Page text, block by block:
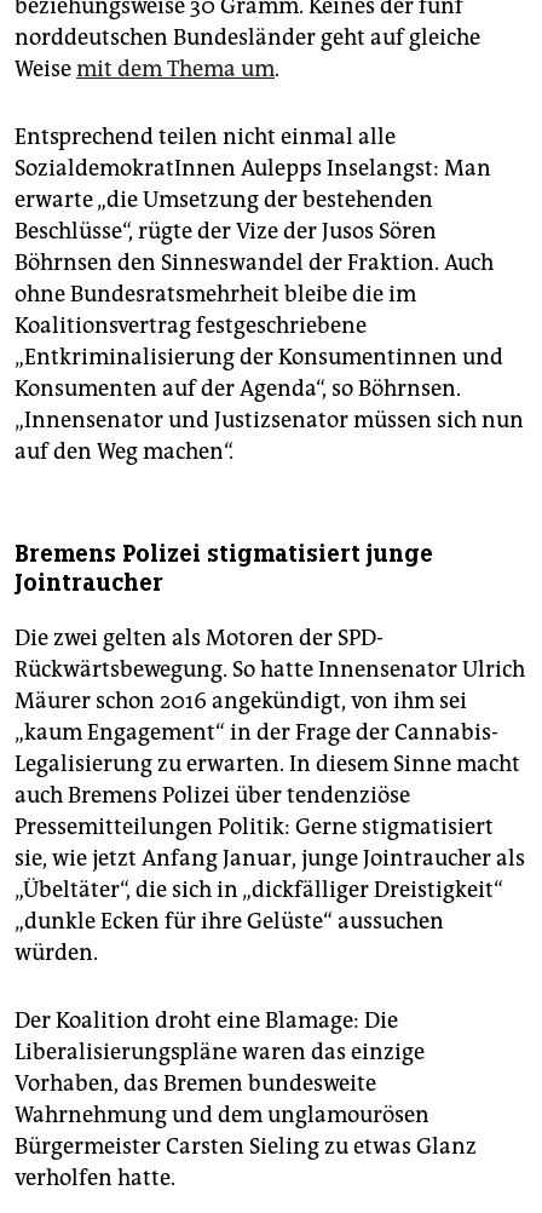
beziehungsweise 30 Gramm. Keines der fünf
norddeutschen Bundesländer geht auf gleiche
Weisemit dem Thema um.
Entsprechend teilen nicht einmal alle
SozialdemokratInnen Aulepps Inselangst: Man
erwarte „die Umsetzung der bestehenden
Beschlüsse“, rügte der Vize der Jusos Sören
Böhrnsen den Sinneswandel der Fraktion. Auch
ohne Bundesratsmehrheit bleibe die im
Koalitionsvertrag festgeschriebene
„Entkriminalisierung der Konsumentinnen und
Konsumenten auf der Agenda“, so Böhrnsen.
„Innensenator und Justizsenator müssen sich nun
auf den Weg machen“.
Bremens Polizei stigmatisiert junge
Jointraucher
Die zwei gelten als Motoren der SPD-
Rückwärtsbewegung. So hatte Innensenator Ulrich
Mäurer schon 2016 angekündigt, von ihm sei
„kaum Engagement“ in der Frage der Cannabis-
Legalisierung zu erwarten. In diesem Sinne macht
auch Bremens Polizei über tendenziöse
Pressemitteilungen Politik: Gerne stigmatisiert
sie, wie jetzt Anfang Januar, junge Jointraucher als
„Übeltäter“, die sich in „dickfälliger Dreistigkeit“
„dunkle Ecken für ihre Gelüste“ aussuchen
würden.
Der Koalition droht eine Blamage: Die
Liberalisierungspläne waren das einzige
Vorhaben, das Bremen bundesweite
Wahrnehmung und dem unglamourösen
Bürgermeister Carsten Sieling zu etwas Glanz
verholfen hatte.